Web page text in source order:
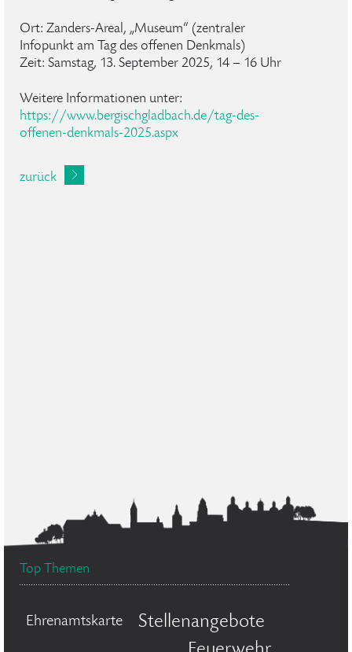
Ort: Zanders-Areal, „Museum“ (zentraler
Infopunkt am Tag des offenen Denkmals)
Zeit: Samstag, 13. September 2025, 14 – 16 Uhr
Weitere Informationen unter:
https://www.bergischgladbach.de/tag-des-
offenen-denkmals-2025.aspx
zurück
Top Themen
Ehrenamtskarte
Stellenangebote